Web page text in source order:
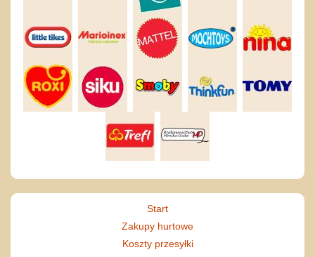
Start
Zakupy hurtowe
Koszty przesyłki